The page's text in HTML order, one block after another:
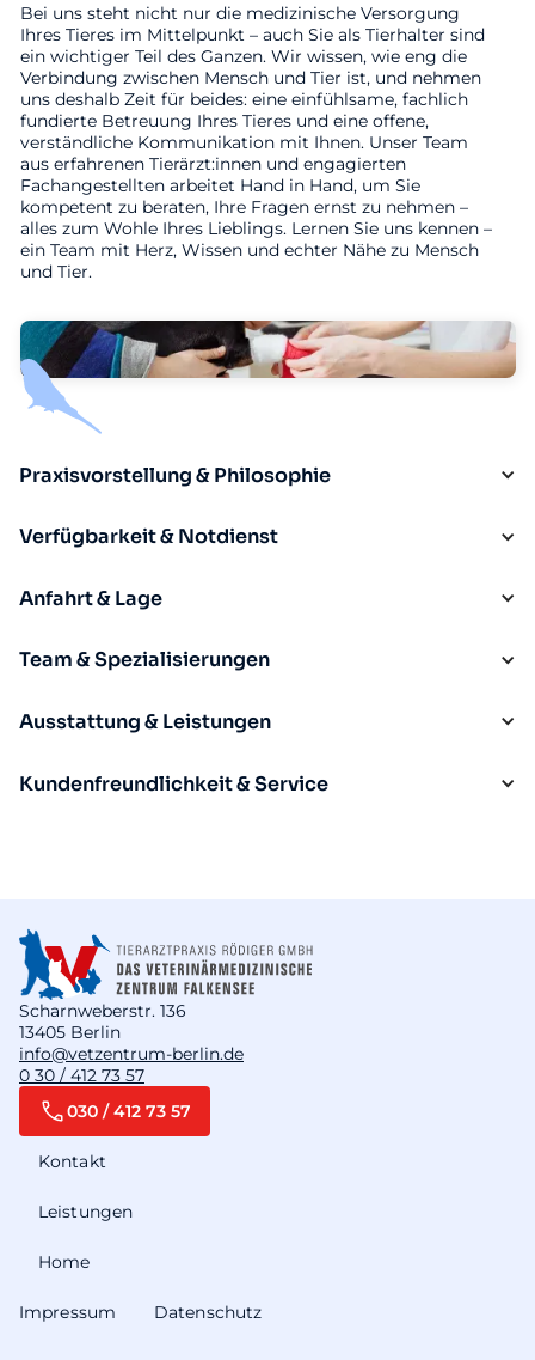
Bei uns steht nicht nur die medizinische Versorgung
Ihres Tieres im Mittelpunkt – auch Sie als Tierhalter sind
ein wichtiger Teil des Ganzen. Wir wissen, wie eng die
Verbindung zwischen Mensch und Tier ist, und nehmen
uns deshalb Zeit für beides: eine einfühlsame, fachlich
fundierte Betreuung Ihres Tieres und eine offene,
verständliche Kommunikation mit Ihnen. Unser Team
aus erfahrenen Tierärzt:innen und engagierten
Fachangestellten arbeitet Hand in Hand, um Sie
kompetent zu beraten, Ihre Fragen ernst zu nehmen –
alles zum Wohle Ihres Lieblings. Lernen Sie uns kennen –
ein Team mit Herz, Wissen und echter Nähe zu Mensch
und Tier.
Praxisvorstellung & Philosophie
Verfügbarkeit & Notdienst
Anfahrt & Lage
Team & Spezialisierungen
Ausstattung & Leistungen
Kundenfreundlichkeit & Service
Scharnweberstr. 136
13405 Berlin
info@vetzentrum-berlin.de
0 30 / 412 73 57
Home
Leistungen
Kontakt
030 / 412 73 57
Impressum Datenschutz